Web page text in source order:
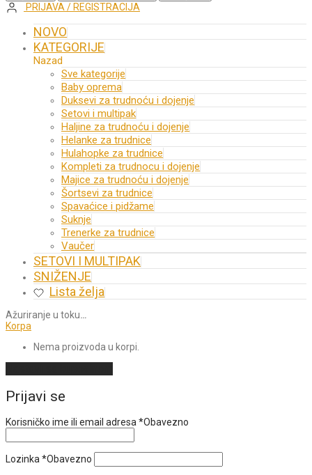
PRIJAVA / REGISTRACIJA
NOVO
KATEGORIJE
Nazad
Sve kategorije
Baby oprema
Duksevi za trudnoću i dojenje
Setovi i multipak
Haljine za trudnoću i dojenje
Helanke za trudnice
Hulahopke za trudnice
Kompleti za trudnocu i dojenje
Majice za trudnoću i dojenje
Šortsevi za trudnice
Spavaćice i pidžame
Suknje
Trenerke za trudnice
Vaučer
SETOVI I MULTIPAK
SNIŽENJE
Lista želja
Ažuriranje u toku…
Korpa
Nema proizvoda u korpi.
Prijavi se
Korisničko ime ili email adresa *Obavezno
Lozinka *Obavezno